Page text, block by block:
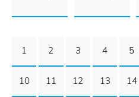
1 2 3 4 5
10 11 12 13 14